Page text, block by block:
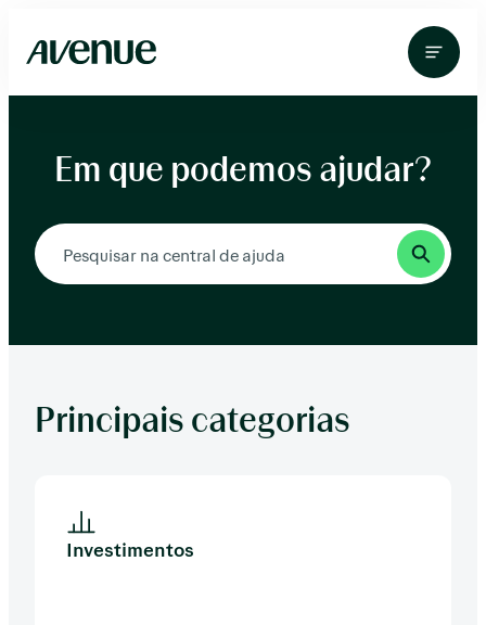
para
conteúdo
Em que podemos ajudar?
Principais categorias
Investimentos